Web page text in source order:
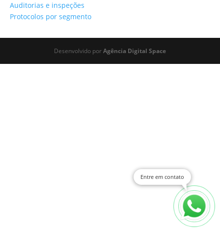
Auditorias e inspeções
Protocolos por segmento
Desenvolvido porAgência Digital Space
Entre em contato